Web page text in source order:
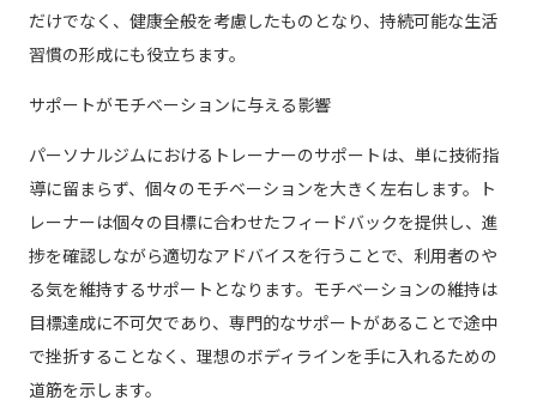
だけでなく、健康全般を考慮したものとなり、持続可能な生活
習慣の形成にも役立ちます。
サポートがモチベーションに与える影響
パーソナルジムにおけるトレーナーのサポートは、単に技術指
導に留まらず、個々のモチベーションを大きく左右します。ト
レーナーは個々の目標に合わせたフィードバックを提供し、進
捗を確認しながら適切なアドバイスを行うことで、利用者のや
る気を維持するサポートとなります。モチベーションの維持は
目標達成に不可欠であり、専門的なサポートがあることで途中
で挫折することなく、理想のボディラインを手に入れるための
道筋を示します。